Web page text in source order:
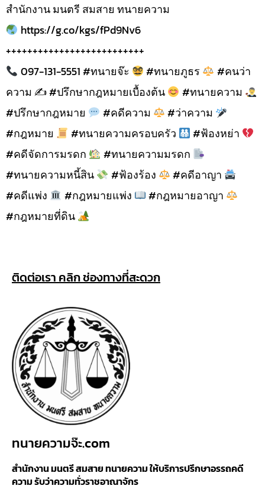
สำนักงาน มนตรี สมสาย ทนายความ
https://g.co/kgs/fPd9Nv6
++++++++++++++++++++++++++
097-131-5551 #ทนายจ๊ะ
#ทนายภูธร
#คนว่า
ความ ✍#ปรึกษากฎหมายเบื้องต้น
#ทนายความ
#ปรึกษากฎหมาย
#คดีความ
#ว่าความ
#กฎหมาย
#ทนายความครอบครัว
#ฟ้องหย่า
#คดีจัดการมรดก
#ทนายความมรดก
#ทนายความหนี้สิน
#ฟ้องร้อง
#คดีอาญา
#คดีแพ่ง
#กฎหมายแพ่ง
#กฎหมายอาญา
#กฎหมายที่ดิน
ติดต่อเรา คลิก ช่องทางที่สะดวก
ทนายความจ๊ะ.com
สำนักงาน มนตรี สมสาย ทนายความ ให้บริการปรึกษาอรรถคดี
ความ รับว่าความทั่วราชอาณาจักร